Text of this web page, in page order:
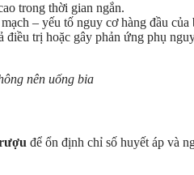
trong thời gian ngắn.
– yếu tố nguy cơ hàng đầu
điều trị hoặc gây phản ứng phụ
nên uống bia
để ổn định chỉ số huyết áp và